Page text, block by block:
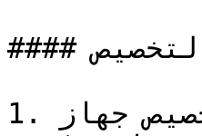
#### الخطوة 5: التخصيص
1. قم بتخصيص جهاز Mac الخاص بك: